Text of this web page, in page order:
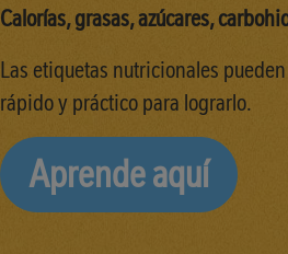
Calorías, grasas, azúcares,
Las etiquetas nutricionales
rápido y práctico para lograrlo.
Aprende aquí